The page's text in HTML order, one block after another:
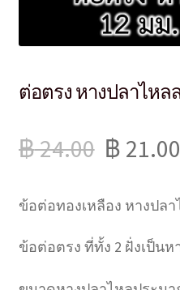
ต่อตรง หางปลาไหลส
฿24.00 ฿ 21.00
ข้อต่อทองเหลือง หางปลา
ข้อต่อตรง ที่ทั้ง 2 ฝั่งเป็นห